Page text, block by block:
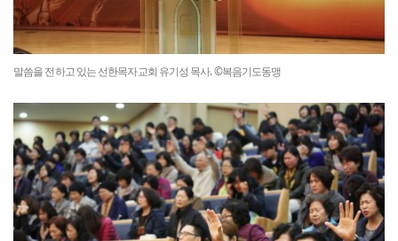
말씀을 전하고 있는 선한목자교회 유기성 목사. ©복음기도동맹